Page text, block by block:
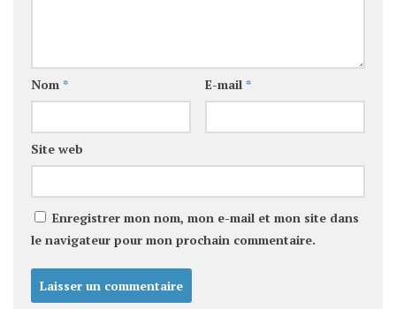
Nom * E-mail *
Site web
Enregistrer mon nom, mon e-mail et mon site dans
le navigateur pour mon prochain commentaire.